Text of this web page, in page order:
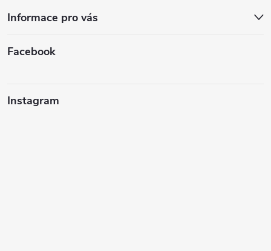
Informace pro vás
Facebook
Instagram